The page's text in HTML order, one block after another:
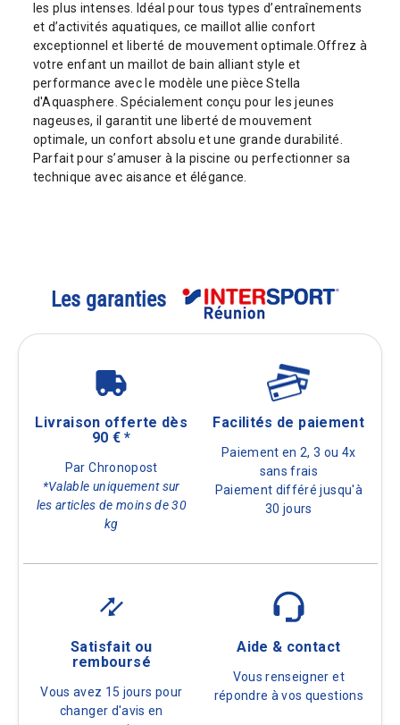
les plus intenses. Idéal pour tous types d’entraînements
et d’activités aquatiques, ce maillot allie confort
exceptionnel et liberté de mouvement optimale.Offrez à
votre enfant un maillot de bain alliant style et
performance avec le modèle une pièce Stella
d'Aquasphere. Spécialement conçu pour les jeunes
nageuses, il garantit une liberté de mouvement
optimale, un confort absolu et une grande durabilité.
Parfait pour s’amuser à la piscine ou perfectionner sa
technique avec aisance et élégance.
Les garanties
Livraison offerte dès
90 € *
Par Chronopost
*Valable uniquement sur
les articles de moins de 30
kg
Facilités de paiement
Paiement en 2, 3 ou 4x
sans frais
Paiement différé jusqu'à
30 jours
Satisfait ou
remboursé
Vous avez 15 jours pour
changer d'avis en
Aide & contact
Vous renseigner et
répondre à vos questions